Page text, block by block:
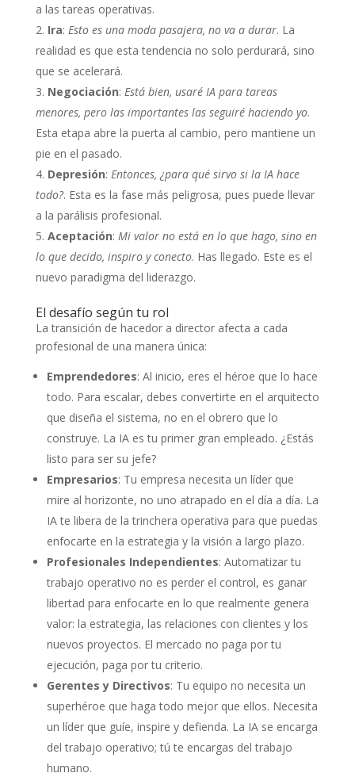
a las tareas operativas.
Ira: Esto es una moda pasajera, no va a durar. La
realidad es que esta tendencia no solo perdurará, sino
que se acelerará.
Negociación: Está bien, usaré IA para tareas
menores, pero las importantes las seguiré haciendo yo.
Esta etapa abre la puerta al cambio, pero mantiene un
pie en el pasado.
Depresión: Entonces, ¿para qué sirvo si la IA hace
todo?. Esta es la fase más peligrosa, pues puede llevar
a la parálisis profesional.
Aceptación: Mi valor no está en lo que hago, sino en
lo que decido, inspiro y conecto. Has llegado. Este es el
nuevo paradigma del liderazgo.
El desafío según tu rol
La transición de hacedor a director afecta a cada
profesional de una manera única:
Emprendedores: Al inicio, eres el héroe que lo hace
todo. Para escalar, debes convertirte en el arquitecto
que diseña el sistema, no en el obrero que lo
construye. La IA es tu primer gran empleado. ¿Estás
listo para ser su jefe?
Empresarios: Tu empresa necesita un líder que
mire al horizonte, no uno atrapado en el día a día. La
IA te libera de la trinchera operativa para que puedas
enfocarte en la estrategia y la visión a largo plazo.
Profesionales Independientes: Automatizar tu
trabajo operativo no es perder el control, es ganar
libertad para enfocarte en lo que realmente genera
valor: la estrategia, las relaciones con clientes y los
nuevos proyectos. El mercado no paga por tu
ejecución, paga por tu criterio.
Gerentes y Directivos: Tu equipo no necesita un
superhéroe que haga todo mejor que ellos. Necesita
un líder que guíe, inspire y defienda. La IA se encarga
del trabajo operativo; tú te encargas del trabajo
humano.